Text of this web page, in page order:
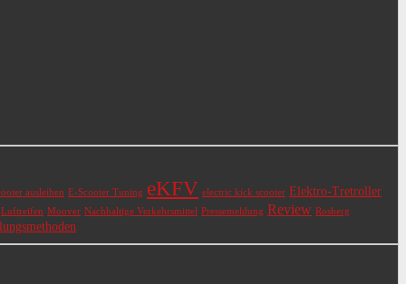
ausleihen E-Scooter Tuning eKFV electric kick scooter Elektro-Tretroller
Luftreifen Moover Nachhaltige Verkehrsmittel Pressemeldung Review Rosberg